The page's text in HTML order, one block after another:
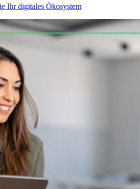
Ihr digitales Ökosystem